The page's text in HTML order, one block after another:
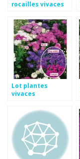
rocailles vivaces
Lot plantes
vivaces